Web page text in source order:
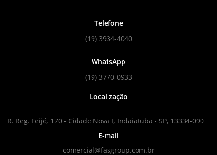
Telefone
(19) 3934-4040
WhatsApp
(19) 3770-0933
Localização
R. Reg. Feijó, 170 - Cidade Nova I, Indaiatuba - SP, 13334-090
E-mail
comercial@fasgroup.com.br